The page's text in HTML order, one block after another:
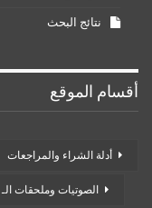
نتائج البحث
أقسام الموقع
أدلة الشراء والمراجعات
الصوتيات وملحقات الـ PC